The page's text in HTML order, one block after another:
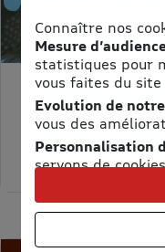
MON PETIT
Prix kiosque : 71,40 €
Meilleur prix :
58,65 €
Connaître nos
Mesure
statistiques pour
vous faites du
Evolution de
vous des
Personnalisation
servons de
et personnaliser
Univers
partenaires des
publicités